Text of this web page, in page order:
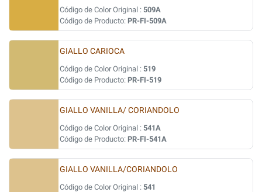
Código de Color Original : 509A
Código de Producto: PR-FI-509A
GIALLO CARIOCA
Código de Color Original : 519
Código de Producto: PR-FI-519
GIALLO VANILLA/ CORIANDOLO
Código de Color Original : 541A
Código de Producto: PR-FI-541A
GIALLO VANILLA/CORIANDOLO
Código de Color Original : 541